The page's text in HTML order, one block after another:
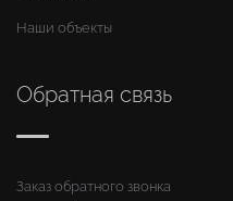
Наши объекты
Обратная связь
Заказ обратного звонка